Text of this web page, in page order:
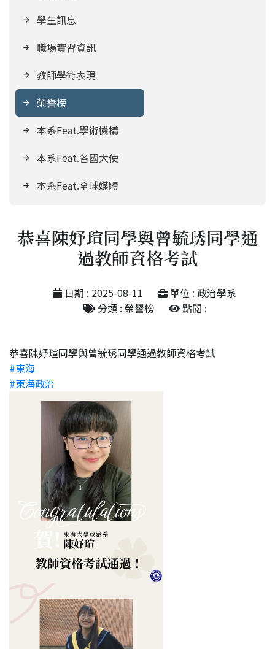
學生訊息
職場實習資訊
教師學術表現
榮譽榜
本系Feat.學術機構
本系Feat.各國大使
本系Feat.全球媒體
恭喜陳妤瑄同學與曾毓琇同學通
過教師資格考試
日期 : 2025-08-11
單位 : 政治學系
分類 : 榮譽榜
點閱 :
恭喜陳妤瑄同學與曾毓琇同學通過教師資格考試
#東海
#東海政治